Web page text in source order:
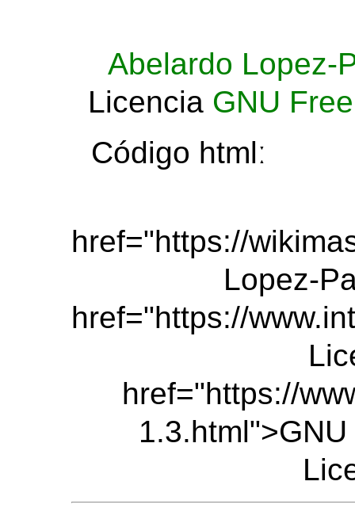
Abelardo Lopez-
Licencia GNU
Código htmlː
href="https://
Lopez-
href="https://
href="https://